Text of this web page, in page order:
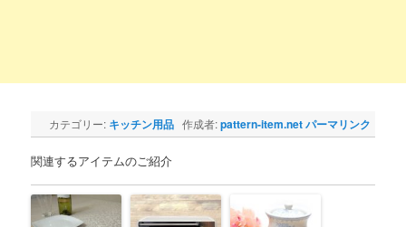
カテゴリー: キッチン用品 作成者:pattern-item.netパーマリンク
関連するアイテムのご紹介